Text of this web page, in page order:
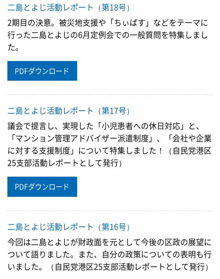
二島とよじ活動レポート（第18号）
2期目の決意。被災地支援や「ちぃばす」などをテーマに
行った二島とよじの6月定例会での一般質問を特集しまし
た。
PDFダウンロード
二島とよじ活動レポート（第17号）
議会で提言し、実現した「小児患者への休日対応」と、
「マンション管理アドバイザー派遣制度」、「会社や企業
に対する支援制度」について特集しました！（自民党港区
25支部活動レポートとして発行）
PDFダウンロード
二島とよじ活動レポート（第16号）
今回は二島とよじが財政面を元として今後の区政の展望に
ついて語りました。また、自分の政策についての表明も行
いました。（自民党港区25支部活動レポートとして発行）